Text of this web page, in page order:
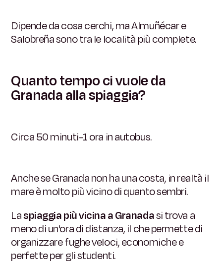
Dipende da cosa cerchi, ma Almuñécar e
Salobreña sono tra le località più complete.
Quanto tempo ci vuole da
Granada alla spiaggia?
Circa 50 minuti-1 ora in autobus.
Anche se Granada non ha una costa, in realtà il
mare è molto più vicino di quanto sembri.
Laspiaggia più vicina a Granadasi trova a
meno di un'ora di distanza, il che permette di
organizzare fughe veloci, economiche e
perfette per gli studenti.